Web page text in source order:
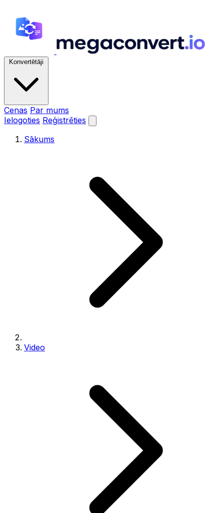
Konvertētāji
Cenas Par mums
Ielogoties Reģistrēties
Sākums
Video